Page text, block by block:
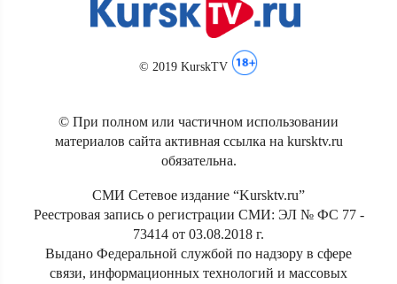
© 2019 KurskTV
© При полном или частичном использовании
материалов сайта активная ссылка на kursktv.ru
обязательна.
СМИ Сетевое издание “Kursktv.ru”
Реестровая запись о регистрации СМИ: ЭЛ № ФС 77 -
73414 от 03.08.2018 г.
Выдано Федеральной службой по надзору в сфере
связи, информационных технологий и массовых